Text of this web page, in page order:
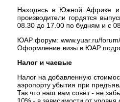
Находясь в Южной Африке и
производители гордятся
08.30 до 17.00 по будням и с
ЮАР форум: www.yuar.ru/forum/
Оформление визы в ЮАР
Налог и чаевые
Налог на добавленную
аэропорту убытия при
Так что наш вам совет - не